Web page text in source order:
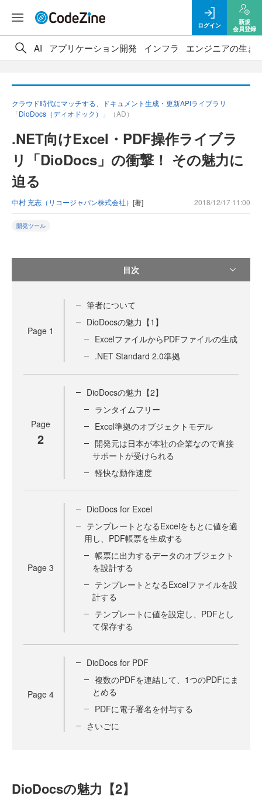
ログイン
新規
会員登録
AI アプリケーション開発 インフラ エンジニアの生き
クラウド時代にマッチする、ドキュメント生成・更新APIライブラリ
「DioDocs（ディオドック）」
（AD）
.NET向けExcel・PDF操作ライブラ
リ「DioDocs」の衝撃！ その魅力に
迫る
中村 充志（リコージャパン株式会社） [著] 2018/12/17 11:00
開発ツール
目次
Page 1
筆者について
DioDocsの魅力【1】
ExcelファイルからPDFファイルの生成
.NET Standard 2.0準拠
Page
2
DioDocsの魅力【2】
ランタイムフリー
Excel準拠のオブジェクトモデル
開発元は日本が本社の企業なので直接
サポートが受けられる
軽快な動作速度
Page 3
DioDocs for Excel
テンプレートとなるExcelをもとに値を適
用し、PDF帳票を生成する
帳票に出力するデータのオブジェクト
を設計する
テンプレートとなるExcelファイルを設
計する
テンプレートに値を設定し、PDFとし
て保存する
Page 4
DioDocs for PDF
複数のPDFを連結して、1つのPDFにま
とめる
PDFに電子署名を付与する
さいごに
DioDocsの魅力【2】